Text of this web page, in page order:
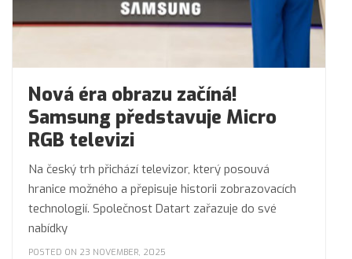
Nová éra obrazu začíná!
Samsung představuje Micro
RGB televizi
Na český trh přichází televizor, který posouvá
hranice možného a přepisuje historii zobrazovacích
technologií. Společnost Datart zařazuje do své
nabídky
POSTED ON 23 NOVEMBER, 2025